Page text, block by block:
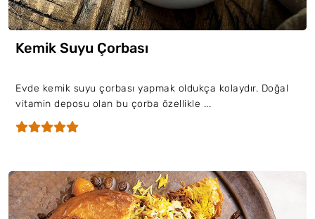
Kemik Suyu Çorbası
Evde kemik suyu çorbası yapmak oldukça kolaydır. Doğal
vitamin deposu olan bu çorba özellikle ...